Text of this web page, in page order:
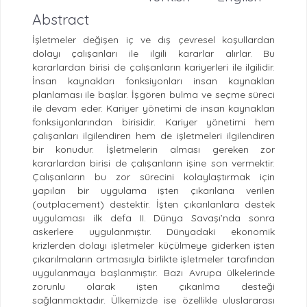
Abstract
İşletmeler değişen iç ve dış çevresel koşullardan
dolayı çalışanları ile ilgili kararlar alırlar. Bu
kararlardan birisi de çalışanların kariyerleri ile ilgilidir.
İnsan kaynakları fonksiyonları insan kaynakları
planlaması ile başlar. İşgören bulma ve seçme süreci
ile devam eder. Kariyer yönetimi de insan kaynakları
fonksiyonlarından birisidir. Kariyer yönetimi hem
çalışanları ilgilendiren hem de işletmeleri ilgilendiren
bir konudur. İşletmelerin alması gereken zor
kararlardan birisi de çalışanların işine son vermektir.
Çalışanların bu zor sürecini kolaylaştırmak için
yapılan bir uygulama işten çıkarılana verilen
(outplacement) destektir. İşten çıkarılanlara destek
uygulaması ilk defa II. Dünya Savaşı’nda sonra
askerlere uygulanmıştır. Dünyadaki ekonomik
krizlerden dolayı işletmeler küçülmeye giderken işten
çıkarılmaların artmasıyla birlikte işletmeler tarafından
uygulanmaya başlanmıştır. Bazı Avrupa ülkelerinde
zorunlu olarak işten çıkarılma desteği
sağlanmaktadır. Ülkemizde ise özellikle uluslararası